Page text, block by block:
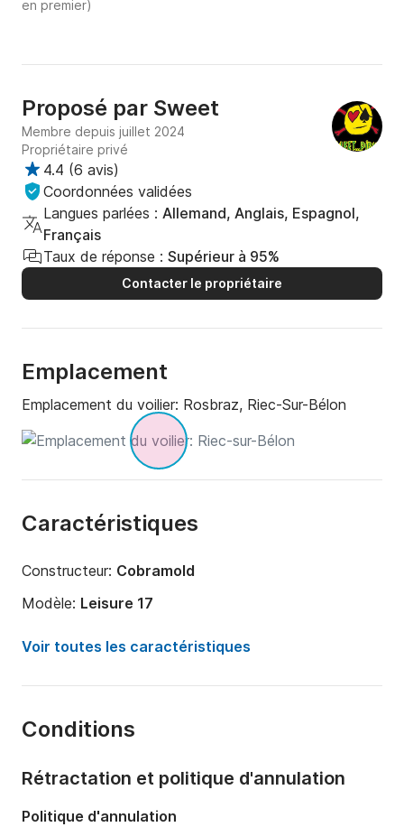
en premier)
Proposé par Sweet
Membre depuis juillet 2024
Propriétaire privé
4.4 (6 avis)
Coordonnées validées
Langues parlées : Allemand, Anglais, Espagnol,
Français
Taux de réponse : Supérieur à 95%
Contacter le propriétaire
Emplacement
Emplacement du voilier: Rosbraz, Riec-Sur-Bélon
Caractéristiques
Constructeur: Cobramold
Modèle: Leisure 17
Année:
Nombre de couchages:
Longueur:
Voir toutes les caractéristiques
Conditions
Rétractation et politique d'annulation
Politique d'annulation